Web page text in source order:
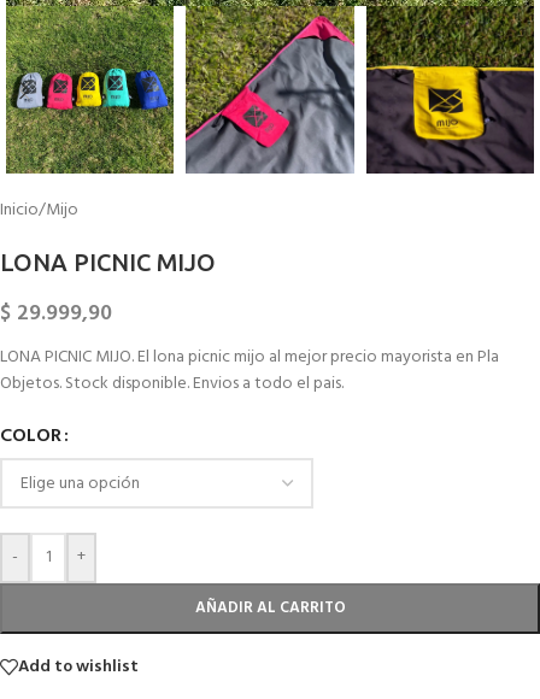
Inicio/Mijo
LONA PICNIC MIJO
$ 29.999,90
LONA PICNIC MIJO. El lona picnic mijo al mejor precio mayorista en Pla
Objetos. Stock disponible. Envios a todo el pais.
COLOR
- +
AÑADIR AL CARRITO
Add to wishlist